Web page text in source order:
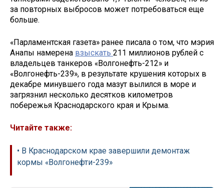
за повторных выбросов может потребоваться еще
больше.
«Парламентская газета» ранее писала о том, что мэрия
Анапы намерена взыскать 211 миллионов рублей с
владельцев танкеров «Волгонефть-212» и
«Волгонефть-239», в результате крушения которых в
декабре минувшего года мазут вылился в море и
загрязнил несколько десятков километров
побережья Краснодарского края и Крыма.
Читайте также:
• В Краснодарском крае завершили демонтаж
кормы «Волгонефти-239»